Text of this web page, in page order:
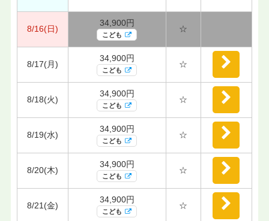
8/16(日)
34,900円
こども
☆
8/17(月)
34,900円
こども
☆
8/18(火)
34,900円
こども
☆
8/19(水)
34,900円
こども
☆
8/20(木)
34,900円
こども
☆
8/21(金)
34,900円
こども
☆